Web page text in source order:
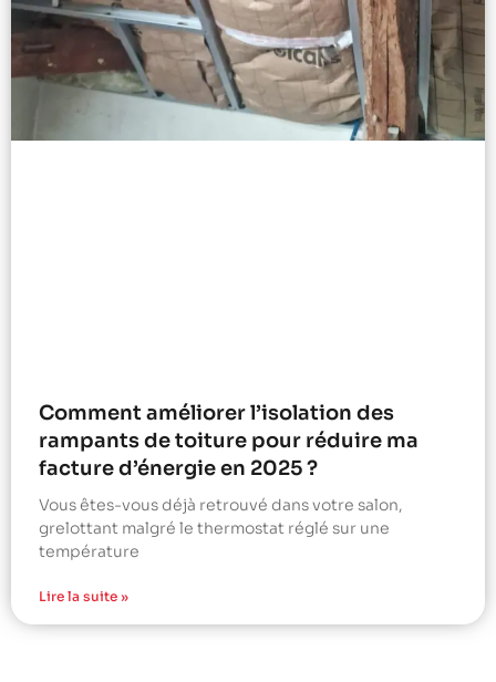
Comment améliorer l’isolation des
rampants de toiture pour réduire ma
facture d’énergie en 2025 ?
Vous êtes-vous déjà retrouvé dans votre salon,
grelottant malgré le thermostat réglé sur une
température
Lire la suite »